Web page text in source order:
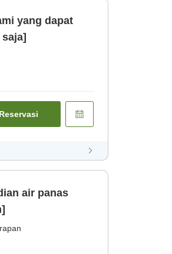
yang dapat
Reservasi
air panas